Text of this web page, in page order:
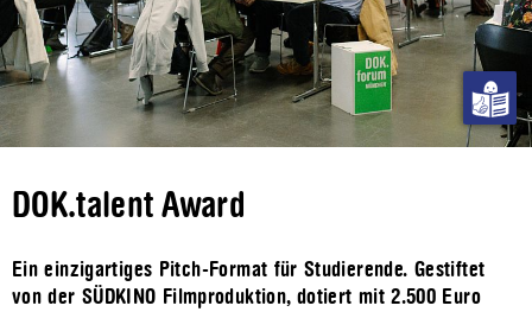
DOK.talent Award
Ein einzigartiges Pitch-Format für Studierende. Gestiftet
von der SÜDKINO Filmproduktion, dotiert mit 2.500 Euro